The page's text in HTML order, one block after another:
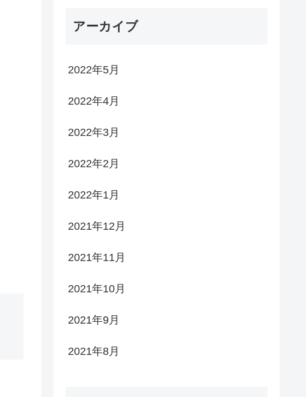
アーカイブ
2022年5月
2022年4月
2022年3月
2022年2月
2022年1月
2021年12月
2021年11月
2021年10月
2021年9月
2021年8月